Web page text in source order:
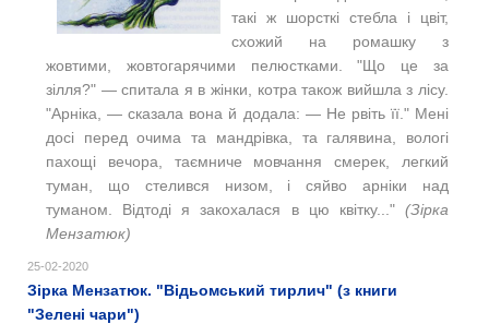
такі ж шорсткі стебла і цвіт,
схожий на ромашку з
жовтими, жовтогарячими пелюстками. "Що це за
зілля?" — спитала я в жінки, котра також вийшла з лісу.
"Арніка, — сказала вона й додала: — Не рвіть її." Мені
досі перед очима та мандрівка, та галявина, вологі
пахощі вечора, таємниче мовчання смерек, легкий
туман, що стелився низом, і сяйво арніки над
туманом. Відтоді я закохалася в цю квітку..."(Зірка
Мензатюк)
25-02-2020
Зірка Мензатюк. "Відьомський тирлич" (з книги
"Зелені чари")